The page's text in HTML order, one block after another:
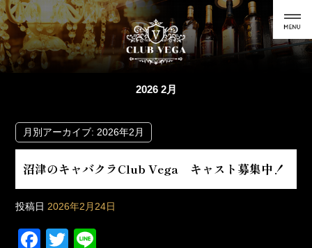
2026 2月
月別アーカイブ: 2026年2月
沼津のキャバクラClub Vega キャスト募集中！
投稿日 2026年2月24日
F
T